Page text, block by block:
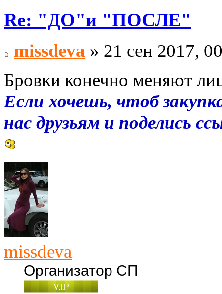
Re: "ДО"и "ПОСЛЕ"
missdeva » 21 сен 2017,
Бровки конечно меняют
Если хочешь, чтоб
нас друзьям и поделись
missdeva
Организатор СП